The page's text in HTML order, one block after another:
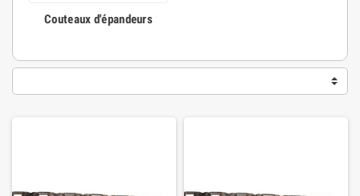
Couteaux d'épandeurs